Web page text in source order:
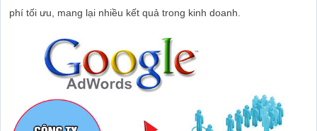
phí tối ưu, mang lại nhiều kết quả trong kinh doanh.